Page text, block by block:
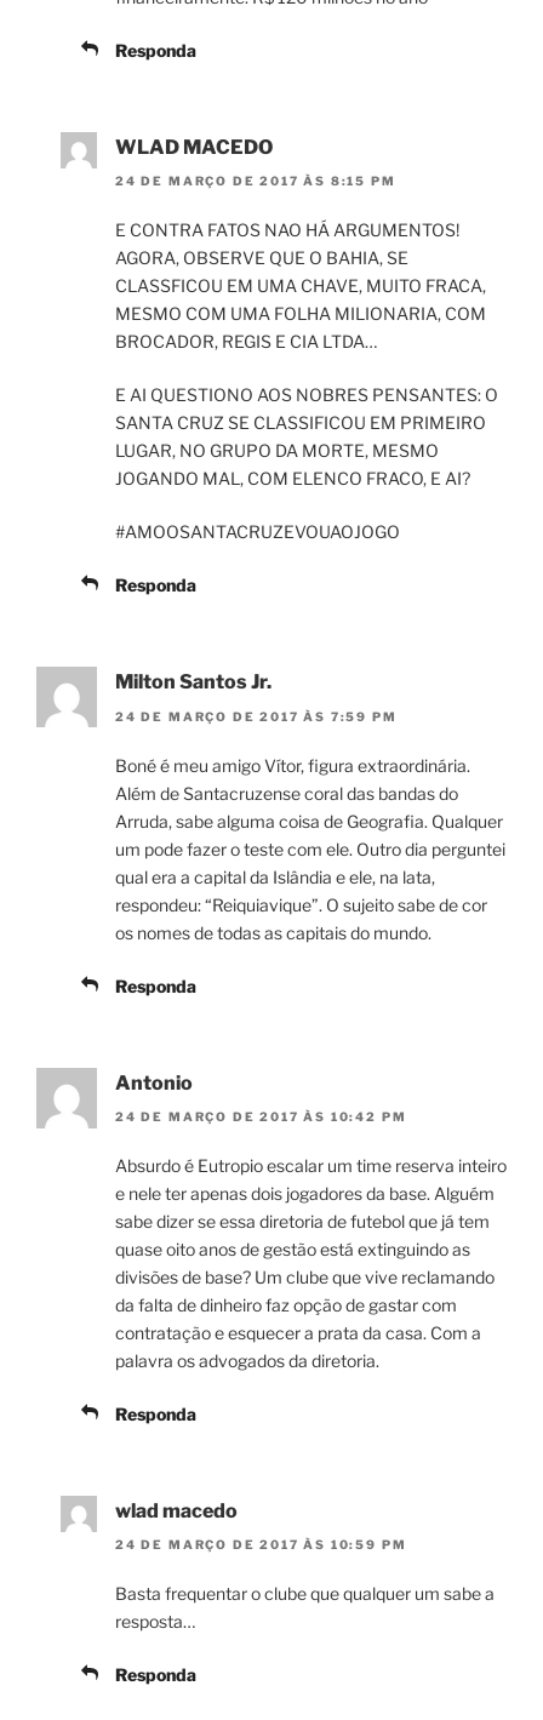
Responda
WLAD MACEDO
24 DE MARÇO DE 2017 ÀS 8:15 PM
E CONTRA FATOS NAO HÁ ARGUMENTOS!
AGORA, OBSERVE QUE O BAHIA, SE
CLASSFICOU EM UMA CHAVE, MUITO FRACA,
MESMO COM UMA FOLHA MILIONARIA, COM
BROCADOR, REGIS E CIA LTDA…
E AI QUESTIONO AOS NOBRES PENSANTES: O
SANTA CRUZ SE CLASSIFICOU EM PRIMEIRO
LUGAR, NO GRUPO DA MORTE, MESMO
JOGANDO MAL, COM ELENCO FRACO, E AI?
#AMOOSANTACRUZEVOUAOJOGO
Responda
Milton Santos Jr.
24 DE MARÇO DE 2017 ÀS 7:59 PM
Boné é meu amigo Vítor, figura extraordinária.
Além de Santacruzense coral das bandas do
Arruda, sabe alguma coisa de Geografia. Qualquer
um pode fazer o teste com ele. Outro dia perguntei
qual era a capital da Islândia e ele, na lata,
respondeu: “Reiquiavique”. O sujeito sabe de cor
os nomes de todas as capitais do mundo.
Responda
Antonio
24 DE MARÇO DE 2017 ÀS 10:42 PM
Absurdo é Eutropio escalar um time reserva inteiro
e nele ter apenas dois jogadores da base. Alguém
sabe dizer se essa diretoria de futebol que já tem
quase oito anos de gestão está extinguindo as
divisões de base? Um clube que vive reclamando
da falta de dinheiro faz opção de gastar com
contratação e esquecer a prata da casa. Com a
palavra os advogados da diretoria.
Responda
wlad macedo
24 DE MARÇO DE 2017 ÀS 10:59 PM
Basta frequentar o clube que qualquer um sabe a
resposta…
Responda